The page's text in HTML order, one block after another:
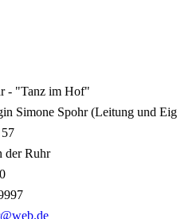
- "Tanz im Hof"
Simone Spohr (Leitung und
der Ruhr